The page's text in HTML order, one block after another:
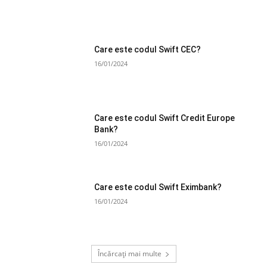
Care este codul Swift CEC?
16/01/2024
Care este codul Swift Credit Europe
Bank?
16/01/2024
Care este codul Swift Eximbank?
16/01/2024
Încărcați mai multe